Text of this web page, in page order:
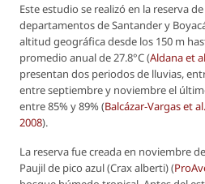
Este estudio se realizó en la reserva
departamentos de Santander y Boyacá
altitud geográfica desde los 150 m
promedio anual de 27.8°C (Aldanaet al
presentan dos periodos de lluvias,
entre septiembre y noviembre el
entre 85% y 89% (Balcázar-Vargaset al
2008).
La reserva fue creada en noviembre
Paujil de pico azul (Crax alberti)(